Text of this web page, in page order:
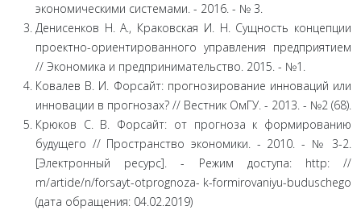
экономическими системами. - 2016. - № 3.
Денисенков Н. А., Краковская И. Н. Сущность кон­цепции
проектно-ориентированного управления предприятием
// Экономика и предприниматель­ство. 2015. - №1.
Ковалев В. И. Форсайт: прогнозирование инноваций или
инновации в прогнозах? // Вестник ОмГУ. - 2013. - №2 (68).
Крюков С. В. Форсайт: от прогноза к формирова­нию
будущего // Пространство экономики. - 2010. - № 3-2.
[Электронный ресурс]. - Режим доступа: http: //
m/artide/n/forsayt-otprognoza- k-formirovaniyu-buduschego
(дата обращения: 04.02.2019)